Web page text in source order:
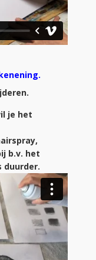
je het
b.v. het
duurder.